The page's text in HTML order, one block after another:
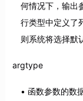
何情况下，输出
行类型中定义了
则系统将选择默
argtype
函数参数的数